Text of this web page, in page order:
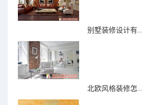
别墅装修设计有...
北欧风格装修怎...